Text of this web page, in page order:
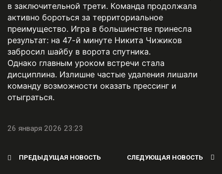
в заключительной трети. Команда продолжала
активно бороться за территориальное
преимущество. Игра в большинстве принесла
результат: на 47-й минуте Никита Чижиков
забросил шайбу в ворота спутника.
Однако главным уроком встречи стала
дисциплина. Излишне частые удаления лишали
команду возможности оказать прессинг и
отыграться.
26 января 2026 23:23
ПРЕДЫДУЩАЯ НОВОСТЬ СЛЕДУЮЩАЯ НОВОСТЬ